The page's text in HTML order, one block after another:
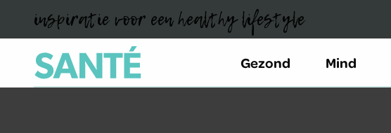
inspiratie voor een healthy lifestyle
Gezond Mind